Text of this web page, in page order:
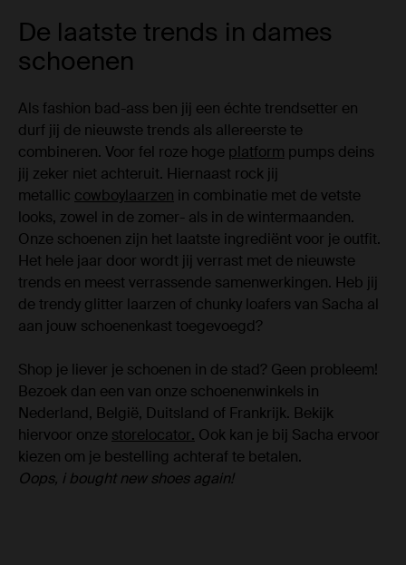
De laatste trends in dames
schoenen
Als fashion bad-ass ben jij een échte trendsetter en
durf jij de nieuwste trends als allereerste te
combineren. Voor fel roze hoge platform pumps deins
jij zeker niet achteruit. Hiernaast rock jij
metallic cowboylaarzen in combinatie met de vetste
looks, zowel in de zomer- als in de wintermaanden.
Onze schoenen zijn het laatste ingrediënt voor je outfit.
Het hele jaar door wordt jij verrast met de nieuwste
trends en meest verrassende samenwerkingen. Heb jij
de trendy glitter laarzen of chunky loafers van Sacha al
aan jouw schoenenkast toegevoegd?
Shop je liever je schoenen in de stad? Geen probleem!
Bezoek dan een van onze schoenenwinkels in
Nederland, België, Duitsland of Frankrijk. Bekijk
hiervoor onze storelocator. Ook kan je bij Sacha ervoor
kiezen om je bestelling achteraf te betalen.
Oops, i bought new shoes again!